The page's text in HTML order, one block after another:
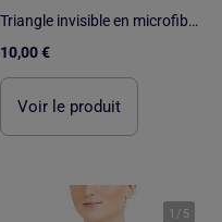
Triangle invisible en microfibre
10,00 €
Voir le produit
1 / 5